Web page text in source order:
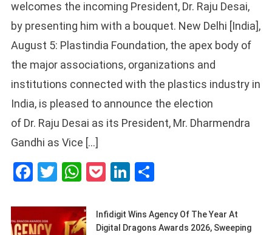
welcomes the incoming President, Dr. Raju Desai,
by presenting him with a bouquet. New Delhi [India],
August 5: Plastindia Foundation, the apex body of
the major associations, organizations and
institutions connected with the plastics industry in
India, is pleased to announce the election
of Dr. Raju Desai as its President, Mr. Dharmendra
Gandhi as Vice […]
Facebook
Twitter
WhatsApp
PocketLinkedIn
Infidigit Wins Agency Of The Year At
Digital Dragons Awards 2026, Sweeping